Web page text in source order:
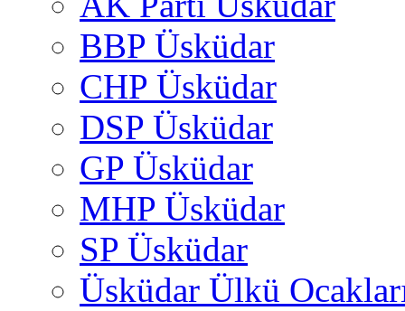
BBP Üsküdar
CHP Üsküdar
DSP Üsküdar
GP Üsküdar
MHP Üsküdar
SP Üsküdar
Üsküdar Ülkü